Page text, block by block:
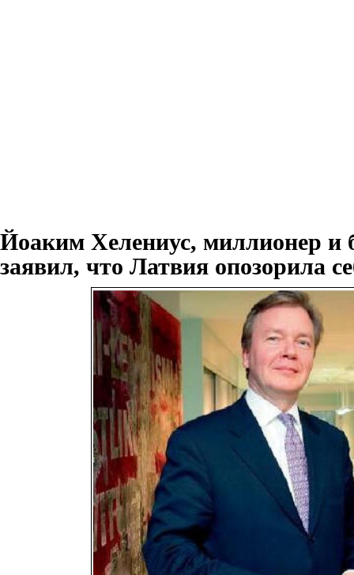
Йоаким Хелениус, миллионер и
заявил, что Латвия опозорила